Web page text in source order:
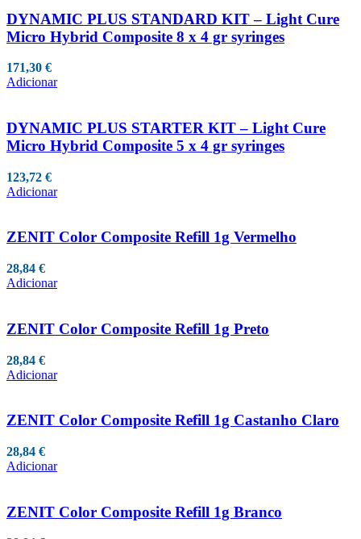
DYNAMIC PLUS STANDARD KIT – Light Cure
Micro Hybrid Composite 8 x 4 gr syringes
171,30 €
Adicionar
DYNAMIC PLUS STARTER KIT – Light Cure
Micro Hybrid Composite 5 x 4 gr syringes
123,72 €
Adicionar
ZENIT Color Composite Refill 1g Vermelho
28,84 €
Adicionar
ZENIT Color Composite Refill 1g Preto
28,84 €
Adicionar
ZENIT Color Composite Refill 1g Castanho Claro
28,84 €
Adicionar
ZENIT Color Composite Refill 1g Branco